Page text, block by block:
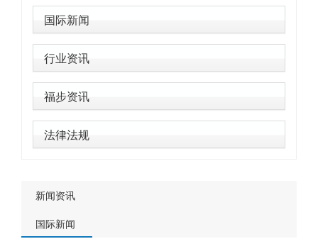
国际新闻
行业资讯
福步资讯
法律法规
新闻资讯
国际新闻